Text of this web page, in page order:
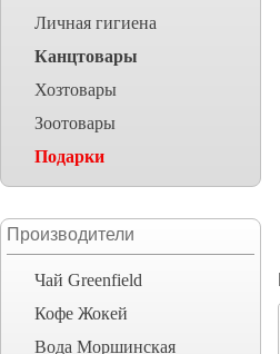
Личная гигиена
Канцтовары
Хозтовары
Зоотовары
Подарки
Производители
Чай Greenfield
Кофе Жокей
Вода Моршинская